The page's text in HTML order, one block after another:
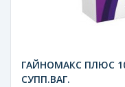
ГАЙНОМАКС ПЛЮС
СУПП.ВАГ.